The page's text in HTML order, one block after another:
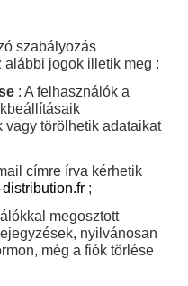
szabályozás
jogok illetik meg :
: A felhasználók a
vagy törölhetik adataikat
címre írva kérhetik
;
megosztott
nyilvánosan
még a fiók törlése